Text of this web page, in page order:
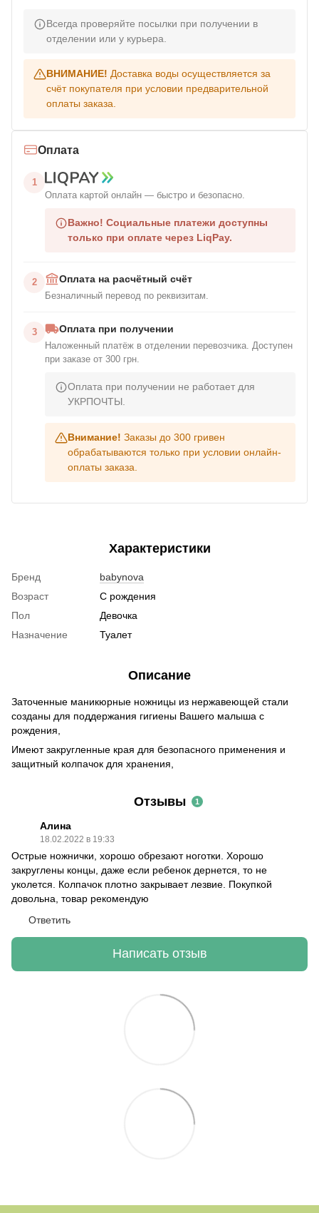
Всегда проверяйте посылки при получении в
отделении или у курьера.
ВНИМАНИЕ! Доставка воды осуществляется за
счёт покупателя при условии предварительной
оплаты заказа.
Оплата
1
Оплата картой онлайн — быстро и безопасно.
Важно! Социальные платежи доступны
только при оплате через LiqPay.
2 Оплата на расчётный счёт
Безналичный перевод по реквизитам.
3 Оплата при получении
Наложенный платёж в отделении перевозчика. Доступен
при заказе от 300 грн.
Оплата при получении не работает для
УКРПОЧТЫ.
Внимание! Заказы до 300 гривен
обрабатываются только при условии онлайн-
оплаты заказа.
Характеристики
Бренд
babynova
Возраст
С рождения
Пол
Девочка
Назначение
Туалет
Описание
Заточенные маникюрные ножницы из нержавеющей стали
созданы для поддержания гигиены Вашего малыша с
рождения,
Имеют закругленные края для безопасного применения и
защитный колпачок для хранения,
Отзывы 1
Алина
18.02.2022 в 19:33
Острые ножнички, хорошо обрезают ноготки. Хорошо
закруглены концы, даже если ребенок дернется, то не
уколется. Колпачок плотно закрывает лезвие. Покупкой
довольна, товар рекомендую
Ответить
Написать отзыв